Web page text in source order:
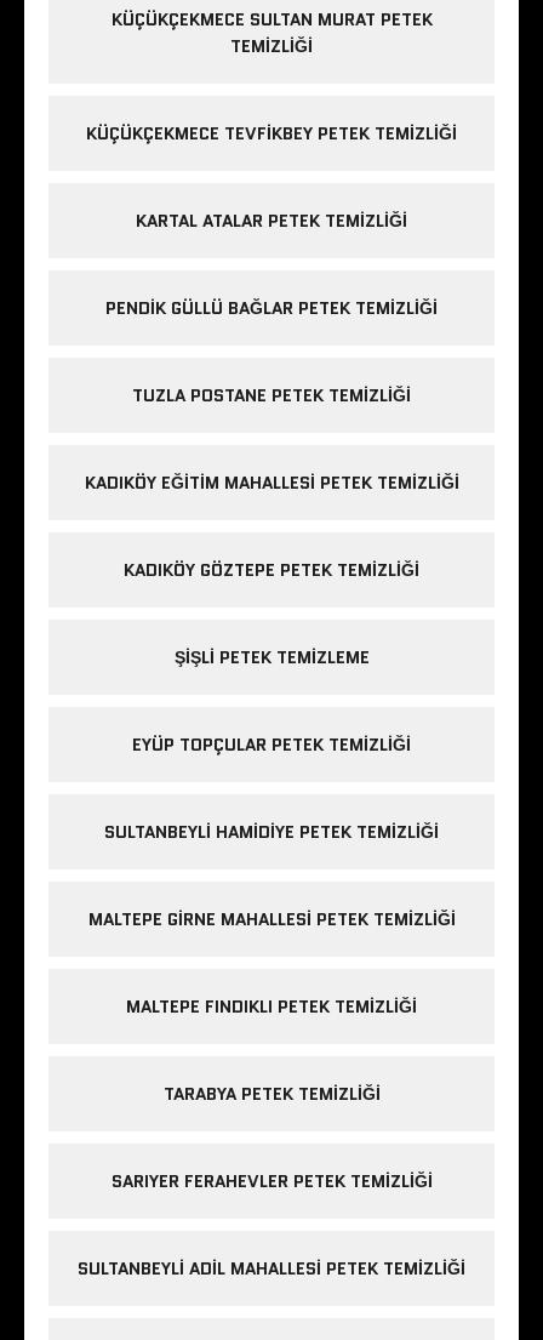
KÜÇÜKÇEKMECE SULTAN MURAT PETEK
TEMIZLIĞI
KÜÇÜKÇEKMECE TEVFIKBEY PETEK TEMIZLIĞI
KARTAL ATALAR PETEK TEMIZLIĞI
PENDIK GÜLLÜ BAĞLAR PETEK TEMIZLIĞI
TUZLA POSTANE PETEK TEMIZLIĞI
KADIKÖY EĞITIM MAHALLESI PETEK TEMIZLIĞI
KADIKÖY GÖZTEPE PETEK TEMIZLIĞI
ŞIŞLI PETEK TEMIZLEME
EYÜP TOPÇULAR PETEK TEMIZLIĞI
SULTANBEYLI HAMIDIYE PETEK TEMIZLIĞI
MALTEPE GIRNE MAHALLESI PETEK TEMIZLIĞI
MALTEPE FINDIKLI PETEK TEMIZLIĞI
TARABYA PETEK TEMIZLIĞI
SARIYER FERAHEVLER PETEK TEMIZLIĞI
SULTANBEYLI ADIL MAHALLESI PETEK TEMIZLIĞI